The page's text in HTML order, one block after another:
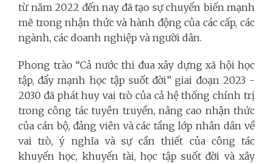
từ năm 2022 đến nay đã tạo sự chuyển biến mạnh
mẽ trong nhận thức và hành động của các cấp, các
ngành, các doanh nghiệp và người dân.
Phong trào “Cả nước thi đua xây dựng xã hội học
tập, đẩy mạnh học tập suốt đời” giai đoạn 2023 -
2030 đã phát huy vai trò của cả hệ thống chính trị
trong công tác tuyên truyền, nâng cao nhận thức
của cán bộ, đảng viên và các tầng lớp nhân dân về
vai trò, ý nghĩa và sự cần thiết của công tác
khuyến học, khuyến tài, học tập suốt đời và xây